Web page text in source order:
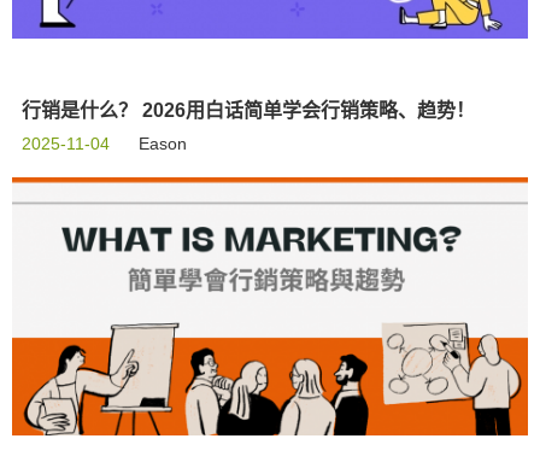
行销是什么？ 2026用白话简单学会行销策略、趋势！
2025-11-04 Eason